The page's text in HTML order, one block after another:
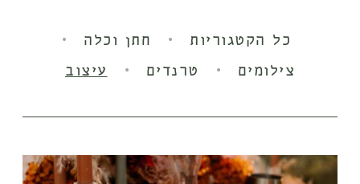
כל הקטגוריות · חתן וכלה ·
צילומים · טרנדים · עיצוב